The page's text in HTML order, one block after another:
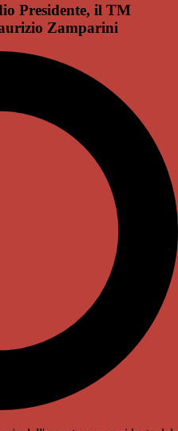
Presidente, il TM
Zamparini